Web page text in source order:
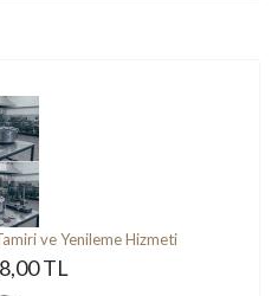
ve Yenileme Hizmeti
TL